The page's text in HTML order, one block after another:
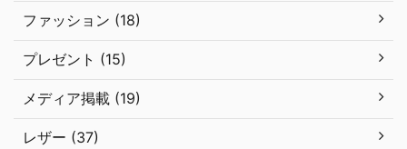
ファッション (18)
プレゼント (15)
メディア掲載 (19)
レザー (37)